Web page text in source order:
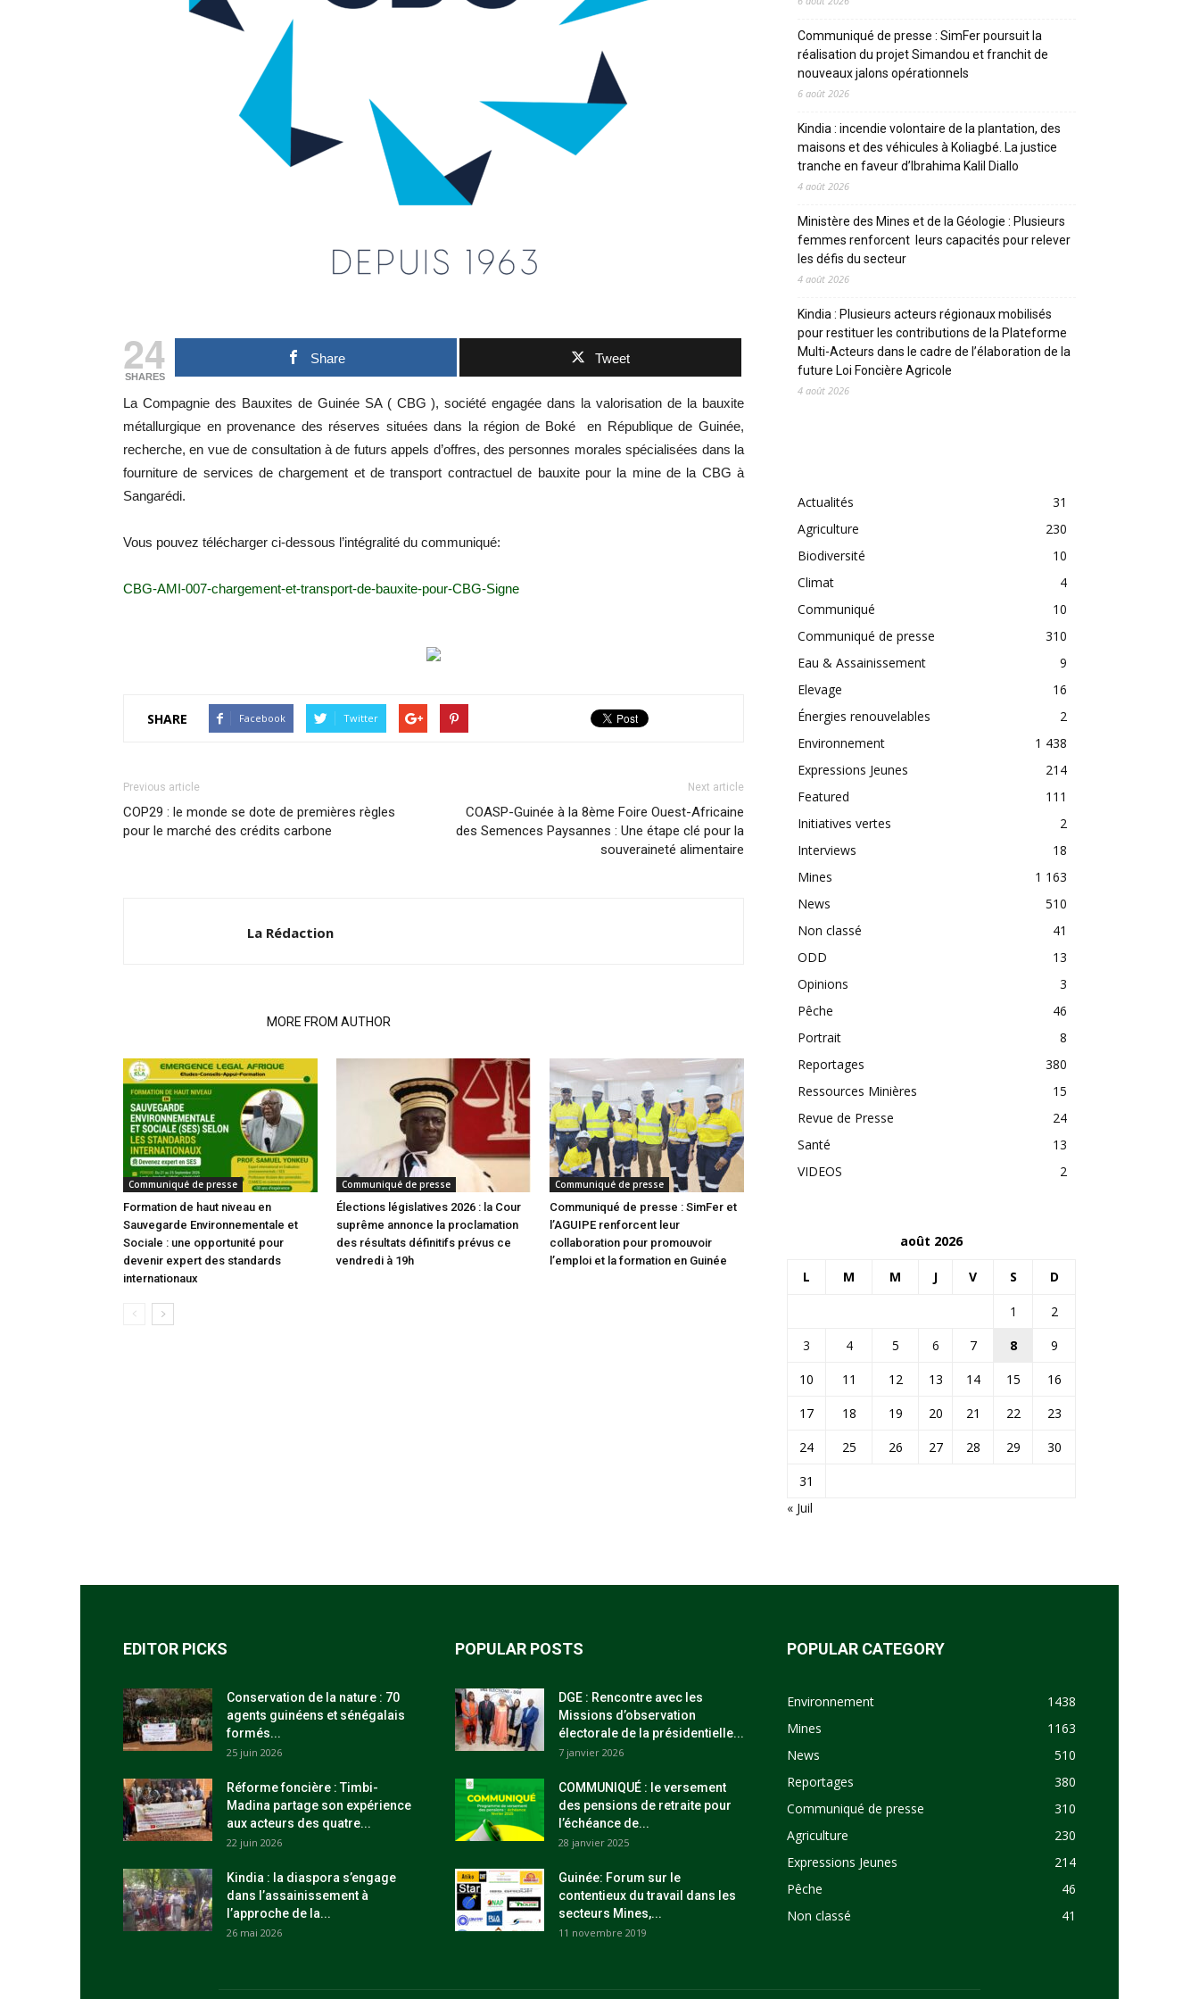
24
SHARES
Share Tweet
La Compagnie des Bauxites de Guinée SA ( CBG ), société engagée dans la valorisation de la bauxite
métallurgique en provenance des réserves situées dans la région de Boké en République de Guinée,
recherche, en vue de consultation à de futurs appels d’offres, des personnes morales spécialisées dans la
fourniture de services de chargement et de transport contractuel de bauxite pour la mine de la CBG à
Sangarédi.
Vous pouvez télécharger ci-dessous l’intégralité du communiqué:
CBG-AMI-007-chargement-et-transport-de-bauxite-pour-CBG-Signe
SHARE Facebook Twitter
Previous article
COP29 : le monde se dote de premières règles
pour le marché des crédits carbone
Next article
COASP-Guinée à la 8ème Foire Ouest-Africaine
des Semences Paysannes : Une étape clé pour la
souveraineté alimentaire
La Rédaction
MORE FROM AUTHOR
Communiqué de presse
Formation de haut niveau en
Sauvegarde Environnementale et
Sociale : une opportunité pour
devenir expert des standards
internationaux
Communiqué de presse
Élections législatives 2026 : la Cour
suprême annonce la proclamation
des résultats définitifs prévus ce
vendredi à 19h
Communiqué de presse
Communiqué de presse : SimFer et
l’AGUIPE renforcent leur
collaboration pour promouvoir
l’emploi et la formation en Guinée
Communiqué de presse : SimFer poursuit la
réalisation du projet Simandou et franchit de
nouveaux jalons opérationnels
6 août 2026
Kindia : incendie volontaire de la plantation, des
maisons et des véhicules à Koliagbé. La justice
tranche en faveur d’Ibrahima Kalil Diallo
4 août 2026
Ministère des Mines et de la Géologie : Plusieurs
femmes renforcent leurs capacités pour relever
les défis du secteur
4 août 2026
Kindia : Plusieurs acteurs régionaux mobilisés
pour restituer les contributions de la Plateforme
Multi-Acteurs dans le cadre de l’élaboration de la
future Loi Foncière Agricole
4 août 2026
Actualités
31
Agriculture
230
Biodiversité
10
Climat
4
Communiqué
10
Communiqué de presse
310
Eau & Assainissement
9
Elevage
16
Énergies renouvelables
2
Environnement
1 438
Expressions Jeunes
214
Featured
111
Initiatives vertes
2
Interviews
18
Mines
1 163
News
510
Non classé
41
ODD
13
Opinions
3
Pêche
46
Portrait
8
Reportages
380
Ressources Minières
15
Revue de Presse
24
Santé
13
VIDEOS
2
août 2026
L M M J V S D
1
2
3
4 5 6 7 8
9
10
11 12 13 14 15
16
17
18 19 20 21 22
23
24
25 26 27 28 29
30
31
« Juil
EDITOR PICKS
Conservation de la nature : 70
agents guinéens et sénégalais
formés...
25 juin 2026
Réforme foncière : Timbi-
Madina partage son expérience
aux acteurs des quatre...
22 juin 2026
Kindia : la diaspora s’engage
dans l’assainissement à
l’approche de la...
26 mai 2026
POPULAR POSTS
DGE : Rencontre avec les
Missions d’observation
électorale de la présidentielle...
7 janvier 2026
COMMUNIQUÉ : le versement
des pensions de retraite pour
l’échéance de...
28 janvier 2025
Guinée: Forum sur le
contentieux du travail dans les
secteurs Mines,...
11 novembre 2019
POPULAR CATEGORY
Environnement
1438
Mines
1163
News
510
Reportages
380
Communiqué de presse
310
Agriculture
230
Expressions Jeunes
214
Pêche
46
Non classé
41